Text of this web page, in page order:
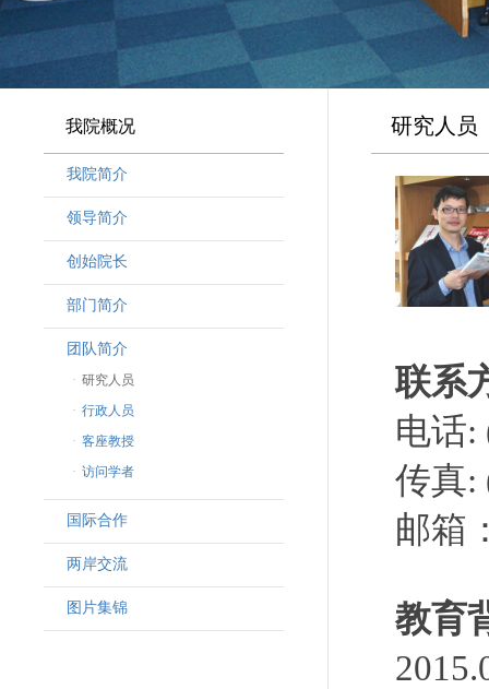
我院概况
我院简介
领导简介
· 韩晶磊副院长
· 周勇副院长
林勇新副院长
创始院长
部门简介
团队简介
· 研究人员
· 行政人员
· 客座教授
· 访问学者
国际合作
两岸交流
图片集锦
研究人员
联系
电话:
传真:
邮箱
教育